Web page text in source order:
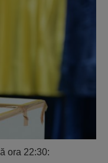
ora 22:30: